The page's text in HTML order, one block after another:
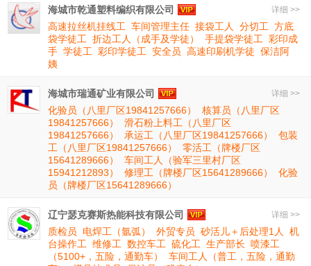
详细 >>
海城市乾通塑料编织有限公司
高速拉丝机挂线工 车间管理主任 接袋工人 分切工 方底
袋学徒工 折边工人（成手及学徒） 手提袋学徒工 彩印成
手 学徒工 彩印学徒工 安全员 高速印刷机学徒 保洁阿
姨
详细 >>
海城市瑞通矿业有限公司
化验员（八里厂区19841257666）
核算员（八里厂区
19841257666）
滑石粉上料工（八里厂区
19841257666）
承运工（八里厂区19841257666）
包装
工（八里厂区19841257666）
零活工（牌楼厂区
15641289666）
车间工人（验军三里村厂区
15941212893）
修理工（牌楼厂区15641289666）
化验
员（牌楼厂区15641289666）
详细 >>
辽宁瑟克赛斯热能科技有限公司
质检员
电焊工（氩弧） 外贸专员 砂活儿＋后处理1人
机
台操作工 维修工 数控车工 硫化工 生产部长 喷漆工
（5100+，五险，通勤车）
车间工人（普工，五险，通勤